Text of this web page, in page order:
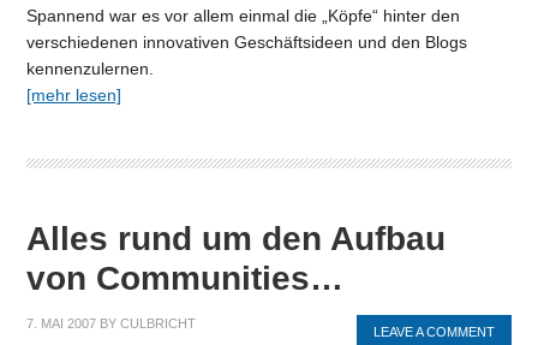
Spannend war es vor allem einmal die „Köpfe“ hinter den
verschiedenen innovativen Geschäftsideen und den Blogs
kennenzulernen.
[mehr lesen]
Alles rund um den Aufbau
von Communities…
7. MAI 2007 BYCULBRICHT
LEAVE A COMMENT